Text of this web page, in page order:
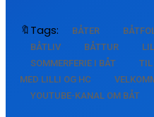
🔖Tags: BÅTER
BÅTLIV
BÅTTUR
SOMMERFERIE I BÅT
MED LILLI OG HC
YOUTUBE-KANAL OM BÅT